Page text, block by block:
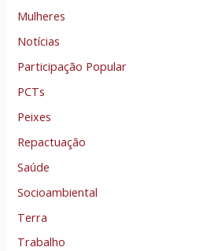
Mulheres
Notícias
Participação Popular
PCTs
Peixes
Repactuação
Saúde
Socioambiental
Terra
Trabalho